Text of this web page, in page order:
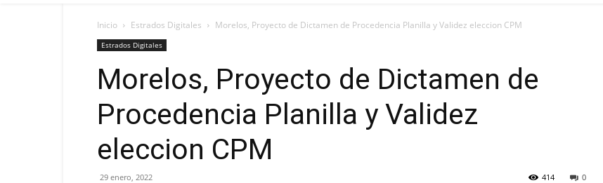
Inicio Estrados Digitales Morelos, Proyecto de Dictamen de Procedencia Planilla y Validez eleccion CPM
Estrados Digitales
Morelos, Proyecto de Dictamen de
Procedencia Planilla y Validez
eleccion CPM
29 enero, 2022 0
414